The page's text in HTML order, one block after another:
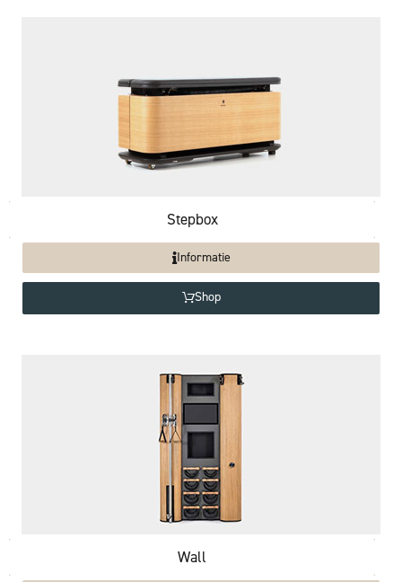
Stepbox
Informatie
Shop
Wall